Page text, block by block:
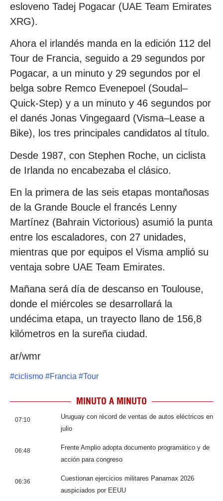
esloveno Tadej Pogacar (UAE Team Emirates
XRG).
Ahora el irlandés manda en la edición 112 del
Tour de Francia, seguido a 29 segundos por
Pogacar, a un minuto y 29 segundos por el
belga sobre Remco Evenepoel (Soudal–
Quick-Step) y a un minuto y 46 segundos por
el danés Jonas Vingegaard (Visma–Lease a
Bike), los tres principales candidatos al título.
Desde 1987, con Stephen Roche, un ciclista
de Irlanda no encabezaba el clásico.
En la primera de las seis etapas montañosas
de la Grande Boucle el francés Lenny
Martínez (Bahrain Victorious) asumió la punta
entre los escaladores, con 27 unidades,
mientras que por equipos el Visma amplió su
ventaja sobre UAE Team Emirates.
Mañana será día de descanso en Toulouse,
donde el miércoles se desarrollará la
undécima etapa, un trayecto llano de 156,8
kilómetros en la sureña ciudad.
ar/wmr
#ciclismo #Francia #Tour
MINUTO A MINUTO
07:10
Uruguay con récord de ventas de autos eléctricos en
julio
06:48
Frente Amplio adopta documento programático y de
acción para congreso
06:36
Cuestionan ejercicios militares Panamax 2026
auspiciados por EEUU